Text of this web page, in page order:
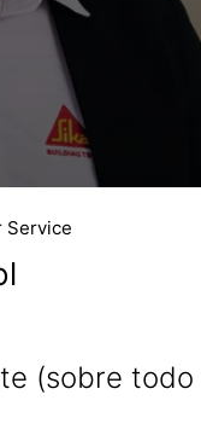
Service
(sobre todo